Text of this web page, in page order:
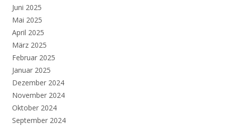
Juni 2025
Mai 2025
April 2025
März 2025
Februar 2025
Januar 2025
Dezember 2024
November 2024
Oktober 2024
September 2024